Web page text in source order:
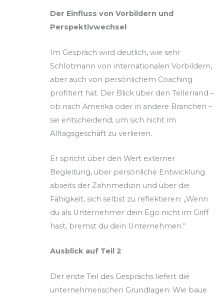
Der Einfluss von Vorbildern und
Perspektivwechsel
Im Gespräch wird deutlich, wie sehr
Schlotmann von internationalen Vorbildern,
aber auch von persönlichem Coaching
profitiert hat. Der Blick über den Tellerrand –
ob nach Amerika oder in andere Branchen –
sei entscheidend, um sich nicht im
Alltagsgeschäft zu verlieren.
Er spricht über den Wert externer
Begleitung, über persönliche Entwicklung
abseits der Zahnmedizin und über die
Fähigkeit, sich selbst zu reflektieren: „Wenn
du als Unternehmer dein Ego nicht im Griff
hast, bremst du dein Unternehmen.“
Ausblick auf Teil 2
Der erste Teil des Gesprächs liefert die
unternehmerischen Grundlagen: Wie baue